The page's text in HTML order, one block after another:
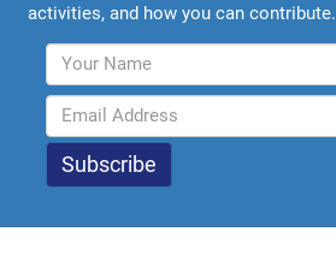
activities, and how you can contribute.